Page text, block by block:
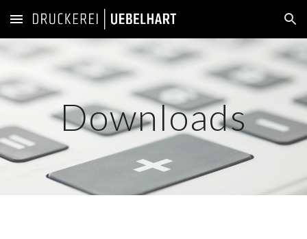
Skip to main content Skip to navigation
Downloads